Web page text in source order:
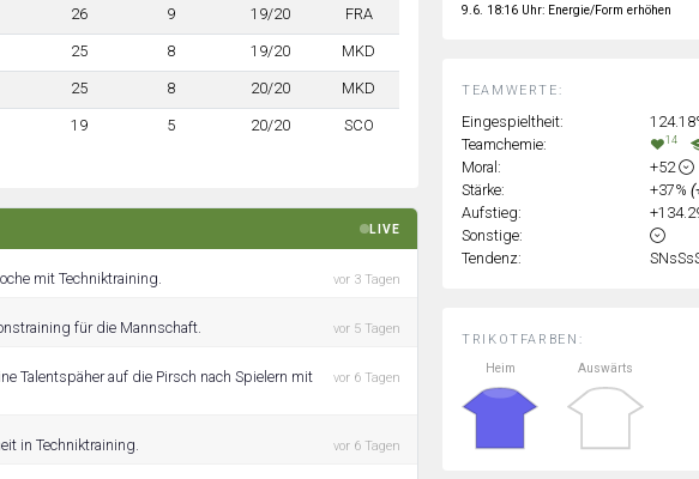
26 9 19/20 FRA
25 8 19/20 MKD
25 8 20/20 MKD
19 5 20/20 SCO
LIVE
mit Techniktraining. vor 3 Tagen
für die Mannschaft. vor 5 Tagen
Talentspäher auf die Pirsch nach Spielern mit
vor 6 Tagen
in Techniktraining. vor 6 Tagen
TRIKOTFARBEN:
Heim
Auswärts
TEAMWERTE:
Eingespieltheit:
Teamchemie:
14
Moral:
+52
Stärke:
+37%
Aufstieg:
Sonstige:
Tendenz:
9.6. 18:16 Uhr: Energie/Form erhöhen